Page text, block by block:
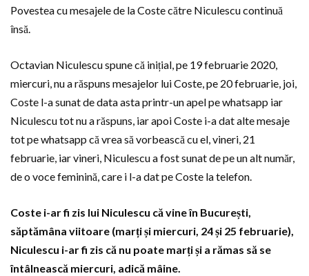
Povestea cu mesajele de la Coste către Niculescu continuă
însă.
Octavian Niculescu spune că inițial, pe 19 februarie 2020,
miercuri, nu a răspuns mesajelor lui Coste, pe 20 februarie, joi,
Coste l-a sunat de data asta printr-un apel pe whatsapp iar
Niculescu tot nu a răspuns, iar apoi Coste i-a dat alte mesaje
tot pe whatsapp că vrea să vorbească cu el, vineri, 21
februarie, iar vineri, Niculescu a fost sunat de pe un alt număr,
de o voce feminină, care i l-a dat pe Coste la telefon.
Coste i-ar fi zis lui Niculescu că vine în București,
săptămâna viitoare (marți și miercuri, 24 și 25 februarie),
Niculescu i-ar fi zis că nu poate marți și a rămas să se
întâlnească miercuri, adică mâine.